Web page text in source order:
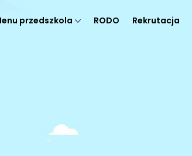
przedszkola RODO Rekrutacja